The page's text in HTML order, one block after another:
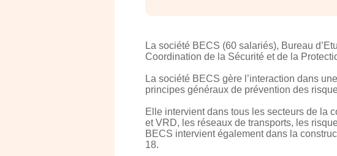
La société BECS (60 salariés), Bureau
Coordination de la Sécurité et de la
La société BECS gère l’interaction dans
principes généraux de prévention des
Elle intervient dans tous les secteurs de la
et VRD, les réseaux de transports, les
BECS intervient également dans la
18.